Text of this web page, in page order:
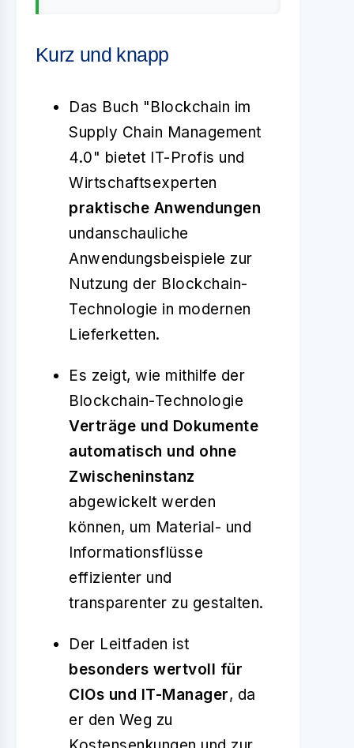
Kurz und knapp
Das Buch "Blockchain im
Supply Chain Management
4.0" bietet IT-Profis und
Wirtschaftsexperten
praktische Anwendungen
undanschauliche
Anwendungsbeispiele zur
Nutzung der Blockchain-
Technologie in modernen
Lieferketten.
Es zeigt, wie mithilfe der
Blockchain-Technologie
Verträge und Dokumente
automatisch und ohne
Zwischeninstanz
abgewickelt werden
können, um Material- und
Informationsflüsse
effizienter und
transparenter zu gestalten.
Der Leitfaden ist
besonders wertvoll für
CIOs und IT-Manager, da
er den Weg zu